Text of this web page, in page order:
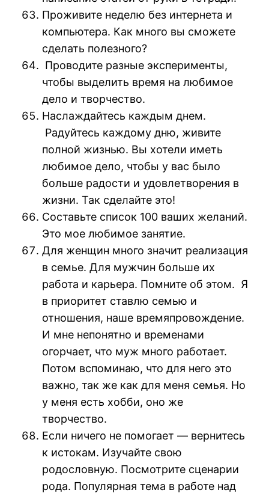
Проживите неделю без интернета и
компьютера. Как много вы сможете
сделать полезного?
Проводите разные эксперименты,
чтобы выделить время на любимое
дело и творчество.
Наслаждайтесь каждым днем.
Радуйтесь каждому дню, живите
полной жизнью. Вы хотели иметь
любимое дело, чтобы у вас было
больше радости и удовлетворения в
жизни. Так сделайте это!
Составьте список 100 ваших желаний.
Это мое любимое занятие.
Для женщин много значит реализация
в семье. Для мужчин больше их
работа и карьера. Помните об этом. Я
в приоритет ставлю семью и
отношения, наше времяпровождение.
И мне непонятно и временами
огорчает, что муж много работает.
Потом вспоминаю, что для него это
важно, так же как для меня семья. Но
у меня есть хобби, оно же
творчество.
Если ничего не помогает — вернитесь
к истокам. Изучайте свою
родословную. Посмотрите сценарии
рода. Популярная тема в работе над